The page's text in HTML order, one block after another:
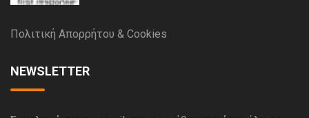
Πολιτική Απορρήτου & Cookies
NEWSLETTER